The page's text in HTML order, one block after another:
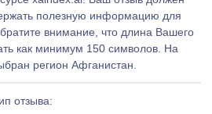
полезную информацию для
внимание, что длина Вашего
как минимум 150 символов. На
регион Афганистан.
отзыва: